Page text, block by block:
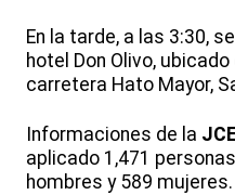
En la tarde, a las 3:30,
hotel Don Olivo,
carretera Hato Mayor,
Informaciones de la
aplicado 1,471
hombres y 589 mujeres.